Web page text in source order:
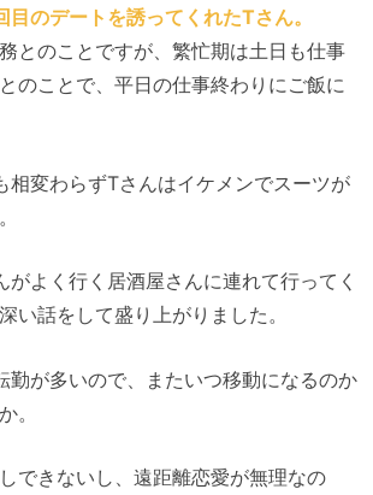
のデートを誘ってくれたTさん。
とのことですが、繁忙期は土日も仕事
のことで、平日の仕事終わりにご飯に
相変わらずTさんはイケメンでスーツが
がよく行く居酒屋さんに連れて行ってく
い話をして盛り上がりました。
勤が多いので、またいつ移動になるのか
。
できないし、遠距離恋愛が無理なの